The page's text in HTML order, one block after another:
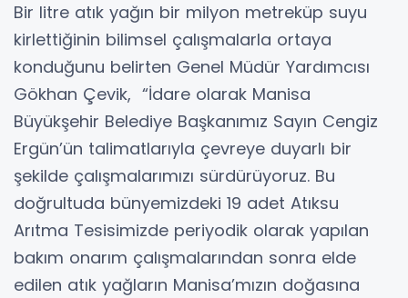
Bir litre atık yağın bir milyon metreküp suyu
kirlettiğinin bilimsel çalışmalarla ortaya
konduğunu belirten Genel Müdür Yardımcısı
Gökhan Çevik, “İdare olarak Manisa
Büyükşehir Belediye Başkanımız Sayın Cengiz
Ergün’ün talimatlarıyla çevreye duyarlı bir
şekilde çalışmalarımızı sürdürüyoruz. Bu
doğrultuda bünyemizdeki 19 adet Atıksu
Arıtma Tesisimizde periyodik olarak yapılan
bakım onarım çalışmalarından sonra elde
edilen atık yağların Manisa’mızın doğasına